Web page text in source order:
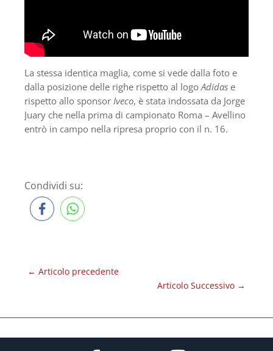
La stessa identica maglia, come si vede dalla foto e
dalla posizione delle righe rispetto al logo Adidas e
rispetto allo sponsor Iveco, è stata indossata da Jorge
Juary che nella prima di campionato Roma – Avellino
entrò in campo nella ripresa proprio con il n. 16.
Condividi su:
← Articolo precedente
Articolo Successivo →